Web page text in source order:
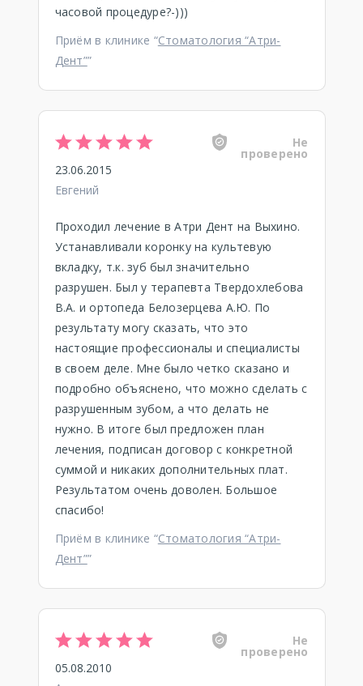
часовой процедуре?-)))
Приём в клинике “Стоматология “Атри-
Дент””
Не
проверено
23.06.2015
Евгений
Проходил лечение в Атри Дент на Выхино.
Устанавливали коронку на культевую
вкладку, т.к. зуб был значительно
разрушен. Был у терапевта Твердохлебова
В.А. и ортопеда Белозерцева А.Ю. По
результату могу сказать, что это
настоящие профессионалы и специалисты
в своем деле. Мне было четко сказано и
подробно объяснено, что можно сделать с
разрушенным зубом, а что делать не
нужно. В итоге был предложен план
лечения, подписан договор с конкретной
суммой и никаких дополнительных плат.
Результатом очень доволен. Большое
спасибо!
Приём в клинике “Стоматология “Атри-
Дент””
Не
проверено
05.08.2010